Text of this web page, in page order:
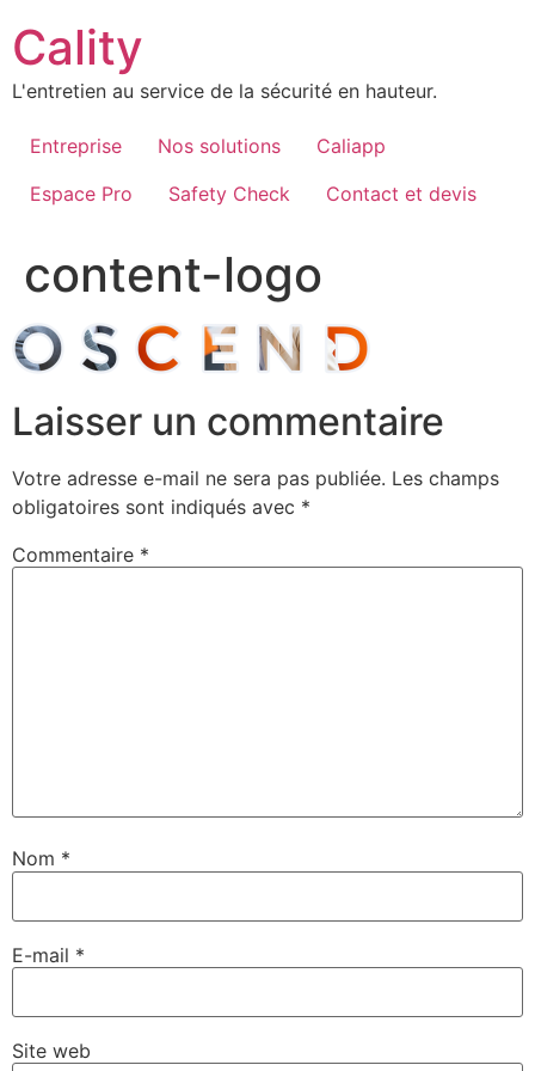
au
contenu
Cality
L'entretien au service de la sécurité en hauteur.
Entreprise Nos solutions
Caliapp
Espace Pro
Safety Check Contact et devis
content-logo
Laisser un commentaire
Votre adresse e-mail ne sera pas publiée. Les champs
obligatoires sont indiqués avec *
Commentaire *
Nom *
E-mail *
Site web